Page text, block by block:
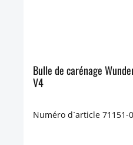
Bulle de carénage
V4
Numéro d´article 71151-